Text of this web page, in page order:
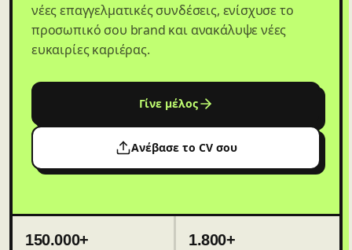
νέες επαγγελματικές συνδέσεις, ενίσχυσε το
προσωπικό σου brand και ανακάλυψε νέες
ευκαιρίες καριέρας.
Γίνε μέλος
Ανέβασε το CV σου
150.000+ 1.800+